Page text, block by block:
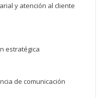
y atención al cliente
estratégica
de comunicación